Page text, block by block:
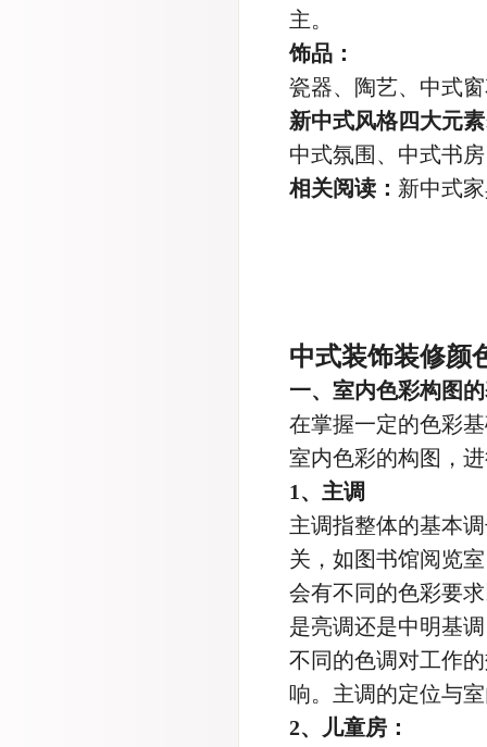
主。
饰品：
瓷器、陶艺、中式
新中式风格四大元
中式氛围、中式书
相关阅读： 新中式
中式装饰装修
一、室内色彩构图
在掌握一定的色彩
室内色彩的构图，
1、主调
主调指整体的基本
关，如图书馆阅览
会有不同的色彩要
是亮调还是中明基
不同的色调对工作
响。主调的定位与
2、儿童房：